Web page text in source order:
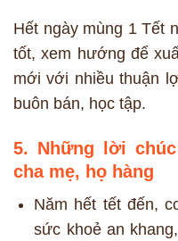
Hết ngày mùng 1 Tết
tốt, xem hướng để
mới với nhiều thuận
buôn bán, học tập.
5. Những lời
cha mẹ, họ hàng
Năm hết tết đến,
sức khoẻ an